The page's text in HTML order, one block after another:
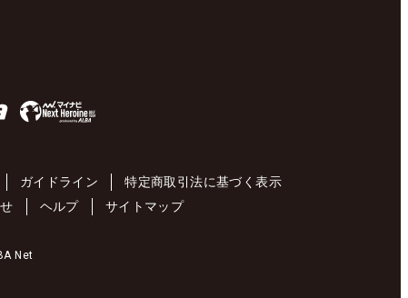
ガイドライン
特定商取引法に基づく表示
ヘルプ サイトマップ
Net